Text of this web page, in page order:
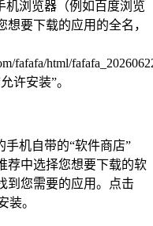
机浏览器（例如百度浏览
要下载的应用的全名，
fafafa/html/
许安装”。
手机自带的“软件商店”
荐中选择您想要下载的软
到您需要的应用。点击
装。